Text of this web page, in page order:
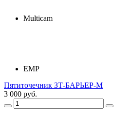
Multicam
ЕМР
Пятиточечник ЗТ-БАРЬЕР-М
3 000 руб.